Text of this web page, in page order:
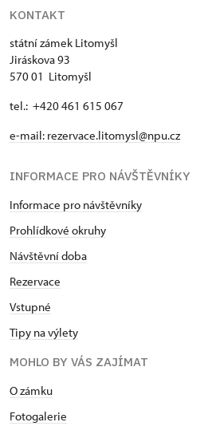
KONTAKT
státní zámek Litomyšl
Jiráskova 93
570 01 Litomyšl
tel.: +420 461 615 067
e-mail: rezervace.litomysl@npu.cz
INFORMACE PRO NÁVŠTĚVNÍKY
Informace pro návštěvníky
Prohlídkové okruhy
Návštěvní doba
Rezervace
Vstupné
Tipy na výlety
MOHLO BY VÁS ZAJÍMAT
O zámku
Fotogalerie